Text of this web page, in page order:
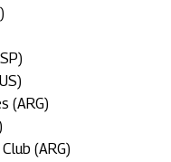
(ARG)
(ARG)